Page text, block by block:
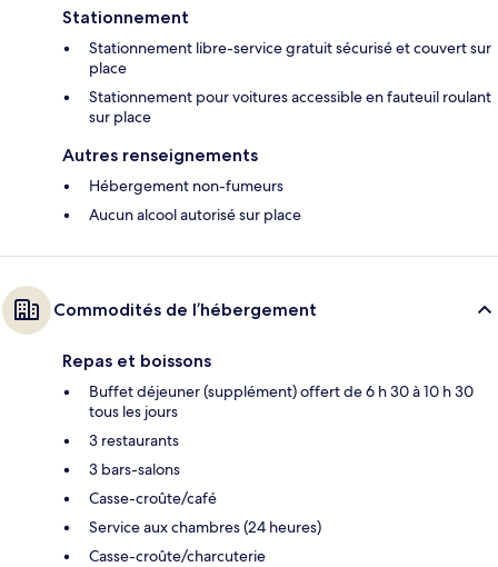
Stationnement
Stationnement libre-service gratuit sécurisé et couvert sur
place
Stationnement pour voitures accessible en fauteuil roulant
sur place
Autres renseignements
Hébergement non-fumeurs
Aucun alcool autorisé sur place
Commodités de l’hébergement
Repas et boissons
Buffet déjeuner (supplément) offert de 6 h 30 à 10 h 30
tous les jours
3 restaurants
3 bars-salons
Casse-croûte/café
Service aux chambres (24 heures)
Casse-croûte/charcuterie